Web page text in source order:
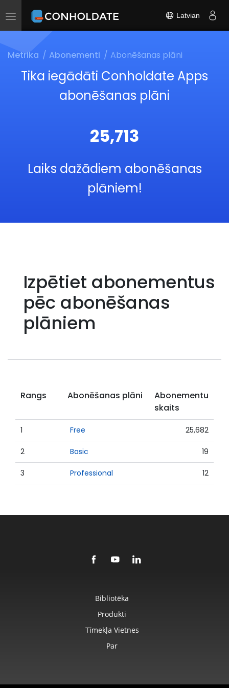
Toggle
Latvian
Metrika Abonementi Abonēšanas plāni
Tika iegādāti Conholdate Apps
abonēšanas plāni
25,713
Laiks dažādiem abonēšanas
plāniem!
Izpētiet abonementus
pēc abonēšanas
plāniem
Rangs Abonēšanas plāni
Abonementu
skaits
1 Free 25,682
2 Basic 19
3 Professional 12
Bibliotēka
Produkti
Tīmekļa Vietnes
Par